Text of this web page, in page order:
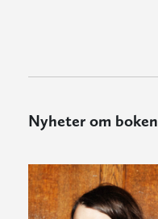
Nyheter om boken